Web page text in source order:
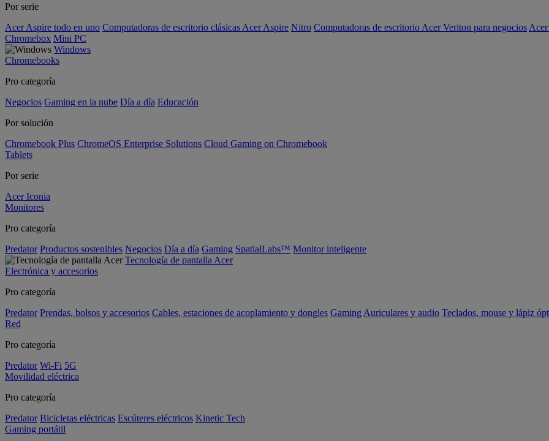
Por serie
Acer Aspire todo en uno Computadoras de escritorio clásicas Acer Aspire Nitro Computadoras de escritorio Acer Veriton para negocios
Chromebox Mini PC
Windows
Chromebooks
Pro categoría
Negocios Gaming en la nube Día a día Educación
Por solución
Chromebook Plus ChromeOS Enterprise Solutions Cloud Gaming on Chromebook
Tablets
Por serie
Acer Iconia
Monitores
Pro categoría
Predator Productos sostenibles Negocios Día a día Gaming SpatialLabs™ Monitor inteligente
Tecnología de pantalla Acer
Electrónica y accesorios
Pro categoría
Predator Prendas, bolsos y accesorios Cables, estaciones de acoplamiento y dongles Gaming Auriculares y audio Teclados, mouse y lápiz
Red
Pro categoría
Predator Wi-Fi 5G
Movilidad eléctrica
Pro categoría
Predator Bicicletas eléctricas Escúteres eléctricos Kinetic Tech
Gaming portátil